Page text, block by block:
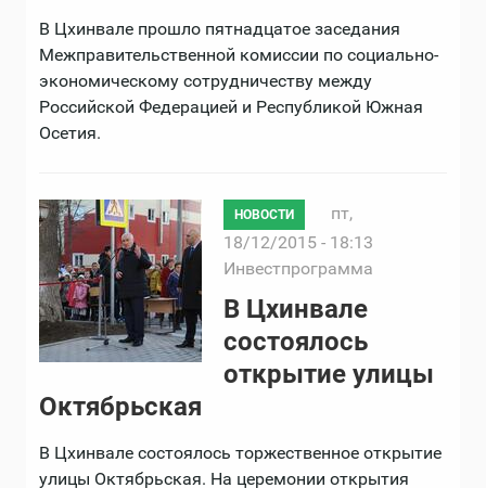
В Цхинвале прошло пятнадцатое заседания
Межправительственной комиссии по социально-
экономическому сотрудничеству между
Российской Федерацией и Республикой Южная
Осетия.
НОВОСТИ
пт,
18/12/2015 - 18:13
Инвестпрограмма
В Цхинвале
состоялось
открытие улицы
Октябрьская
В Цхинвале состоялось торжественное открытие
улицы Октябрьская. На церемонии открытия